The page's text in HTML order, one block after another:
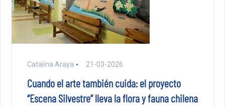
Catalina Araya 21-03-2026
Cuando el arte también cuida: el proyecto
“Escena Silvestre” lleva la flora y fauna chilena